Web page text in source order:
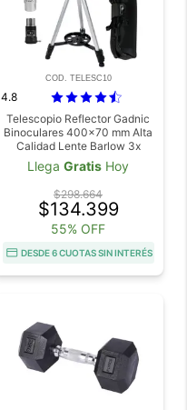
COD. TELESC10
4.8
Telescopio Reflector Gadnic
Binoculares 400x70 mm Alta
Calidad Lente Barlow 3x
Llega Gratis Hoy
$298.664
$134.399
55% OFF
DESDE 6 CUOTAS SIN INTERÉS